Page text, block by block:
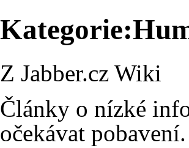
Z Jabber.cz Wiki
Články o nízké
očekávat pobavení.